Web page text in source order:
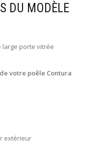
DU MODÈLE
large porte vitrée
votre poêle Contura
extérieur